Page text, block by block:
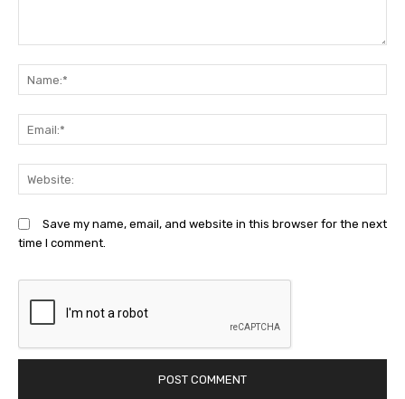
Save my name, email, and website in this browser for the next
time I comment.